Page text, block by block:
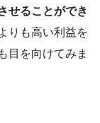
せることができ
りも高い利益を
目を向けてみま